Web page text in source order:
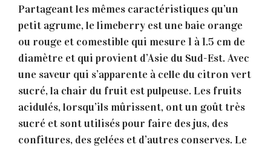
Partageant les mêmes caractéristiques qu’un
petit agrume, le limeberry est une baie orange
ou rouge et comestible qui mesure 1 à 1.5 cm de
diamètre et qui provient d’Asie du Sud-Est. Avec
une saveur qui s’apparente à celle du citron vert
sucré, la chair du fruit est pulpeuse. Les fruits
acidulés, lorsqu’ils mûrissent, ont un goût très
sucré et sont utilisés pour faire des jus, des
confitures, des gelées et d’autres conserves. Le